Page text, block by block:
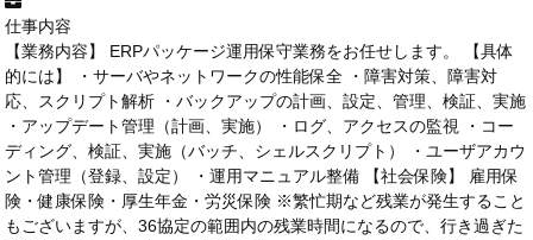
仕事内容
【業務内容】 ERPパッケージ運用保守業務をお任せします。 【具体
的には】 ・サーバやネットワークの性能保全 ・障害対策、障害対
応、スクリプト解析 ・バックアップの計画、設定、管理、検証、実施
・アップデート管理（計画、実施） ・ログ、アクセスの監視 ・コー
ディング、検証、実施（バッチ、シェルスクリプト） ・ユーザアカウ
ント管理（登録、設定） ・運用マニュアル整備 【社会保険】 雇用保
険・健康保険・厚生年金・労災保険 ※繁忙期など残業が発生すること
もございますが、36協定の範囲内の残業時間になるので、行き過ぎた